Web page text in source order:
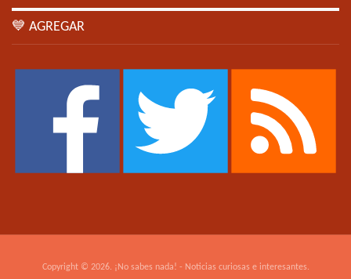
💙 AGREGAR
Copyright © 2026. ¡No sabes nada! - Noticias curiosas e interesantes.